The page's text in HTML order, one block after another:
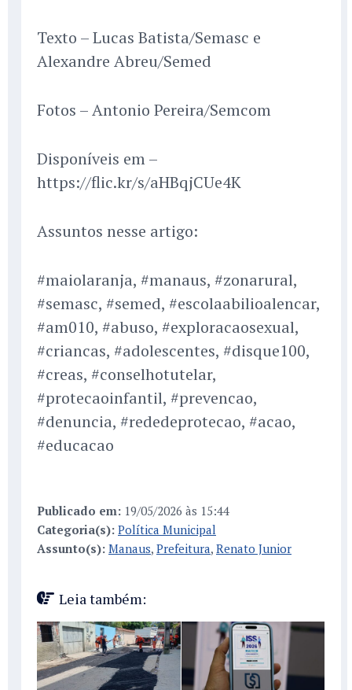
Texto – Lucas Batista/Semasc e
Alexandre Abreu/Semed
Fotos – Antonio Pereira/Semcom
Disponíveis em –
https://flic.kr/s/aHBqjCUe4K
Assuntos nesse artigo:
#maiolaranja, #manaus, #zonarural,
#semasc, #semed, #escolaabilioalencar,
#am010, #abuso, #exploracaosexual,
#criancas, #adolescentes, #disque100,
#creas, #conselhotutelar,
#protecaoinfantil, #prevencao,
#denuncia, #rededeprotecao, #acao,
#educacao
Publicado em: 19/05/2026 às 15:44
Categoria(s): Política Municipal
Assunto(s): Manaus, Prefeitura, Renato Junior
Leia também: